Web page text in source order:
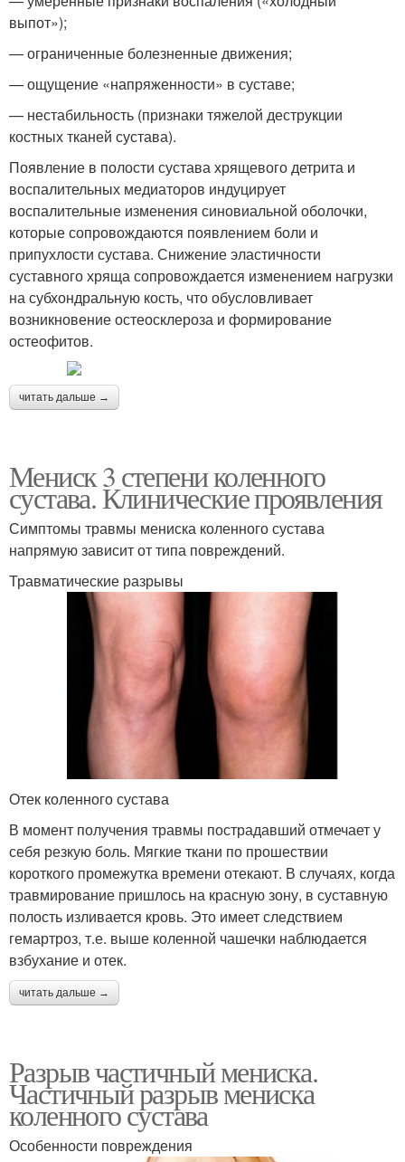
выпот»);
— ограниченные болезненные движения;
— ощущение «напряженности» в суставе;
— нестабильность (признаки тяжелой деструкции
костных тканей сустава).
Появление в полости сустава хрящевого детрита и
воспалительных медиаторов индуцирует
воспалительные изменения синовиальной оболочки,
которые сопровождаются появлением боли и
припухлости сустава. Снижение эластичности
суставного хряща сопровождается изменением нагрузки
на субхондральную кость, что обусловливает
возникновение остеосклероза и формирование
остеофитов.
читать дальше →
Мениск 3 степени коленного
сустава. Клинические проявления
Симптомы травмы мениска коленного сустава
напрямую зависит от типа повреждений.
Травматические разрывы
Отек коленного сустава
В момент получения травмы пострадавший отмечает у
себя резкую боль. Мягкие ткани по прошествии
короткого промежутка времени отекают. В случаях, когда
травмирование пришлось на красную зону, в суставную
полость изливается кровь. Это имеет следствием
гемартроз, т.е. выше коленной чашечки наблюдается
взбухание и отек.
читать дальше →
Разрыв частичный мениска.
Частичный разрыв мениска
коленного сустава
Особенности повреждения